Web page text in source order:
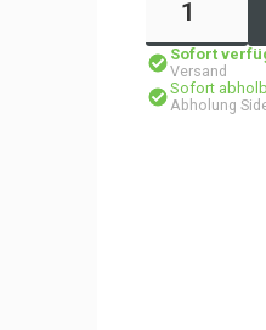
Sofort
Versand
Sofort
Abholung